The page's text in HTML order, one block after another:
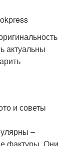
актуальны
и советы
–